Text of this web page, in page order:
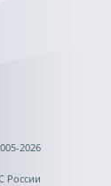
2026
России